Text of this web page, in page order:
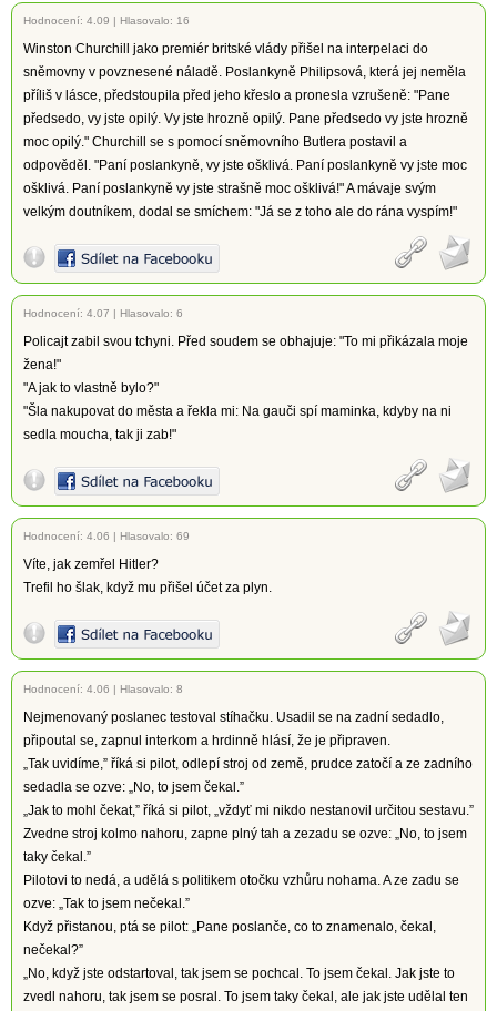
Hodnocení: 4.09 | Hlasovalo: 16
Winston Churchill jako premiér britské vlády přišel na interpelaci do
sněmovny v povznesené náladě. Poslankyně Philipsová, která jej neměla
příliš v lásce, předstoupila před jeho křeslo a pronesla vzrušeně: "Pane
předsedo, vy jste opilý. Vy jste hrozně opilý. Pane předsedo vy jste hrozně
moc opilý." Churchill se s pomocí sněmovního Butlera postavil a
odpověděl. "Paní poslankyně, vy jste ošklivá. Paní poslankyně vy jste moc
ošklivá. Paní poslankyně vy jste strašně moc ošklivá!" A mávaje svým
velkým doutníkem, dodal se smíchem: "Já se z toho ale do rána vyspím!"
Hodnocení: 4.07 | Hlasovalo: 6
Policajt zabil svou tchyni. Před soudem se obhajuje: "To mi přikázala moje
žena!"
"A jak to vlastně bylo?"
"Šla nakupovat do města a řekla mi: Na gauči spí maminka, kdyby na ni
sedla moucha, tak ji zab!"
Hodnocení: 4.06 | Hlasovalo: 69
Víte, jak zemřel Hitler?
Trefil ho šlak, když mu přišel účet za plyn.
Hodnocení: 4.06 | Hlasovalo: 8
Nejmenovaný poslanec testoval stíhačku. Usadil se na zadní sedadlo,
připoutal se, zapnul interkom a hrdinně hlásí, že je připraven.
„Tak uvidíme,” říká si pilot, odlepí stroj od země, prudce zatočí a ze zadního
sedadla se ozve: „No, to jsem čekal.”
„Jak to mohl čekat,” říká si pilot, „vždyť mi nikdo nestanovil určitou sestavu.”
Zvedne stroj kolmo nahoru, zapne plný tah a zezadu se ozve: „No, to jsem
taky čekal.”
Pilotovi to nedá, a udělá s politikem otočku vzhůru nohama. A ze zadu se
ozve: „Tak to jsem nečekal.”
Když přistanou, ptá se pilot: „Pane poslanče, co to znamenalo, čekal,
nečekal?”
„No, když jste odstartoval, tak jsem se pochcal. To jsem čekal. Jak jste to
zvedl nahoru, tak jsem se posral. To jsem taky čekal, ale jak jste udělal ten